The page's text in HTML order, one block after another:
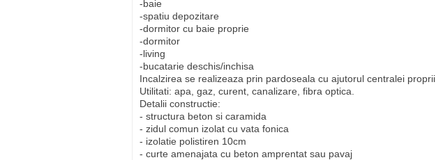
-baie
-spatiu depozitare
-dormitor cu baie proprie
-dormitor
-living
-bucatarie deschis/inchisa
Incalzirea se realizeaza prin pardoseala cu ajutorul centralei proprii
Utilitati: apa, gaz, curent, canalizare, fibra optica.
Detalii constructie:
- structura beton si caramida
- zidul comun izolat cu vata fonica
- izolatie polistiren 10cm
- curte amenajata cu beton amprentat sau pavaj